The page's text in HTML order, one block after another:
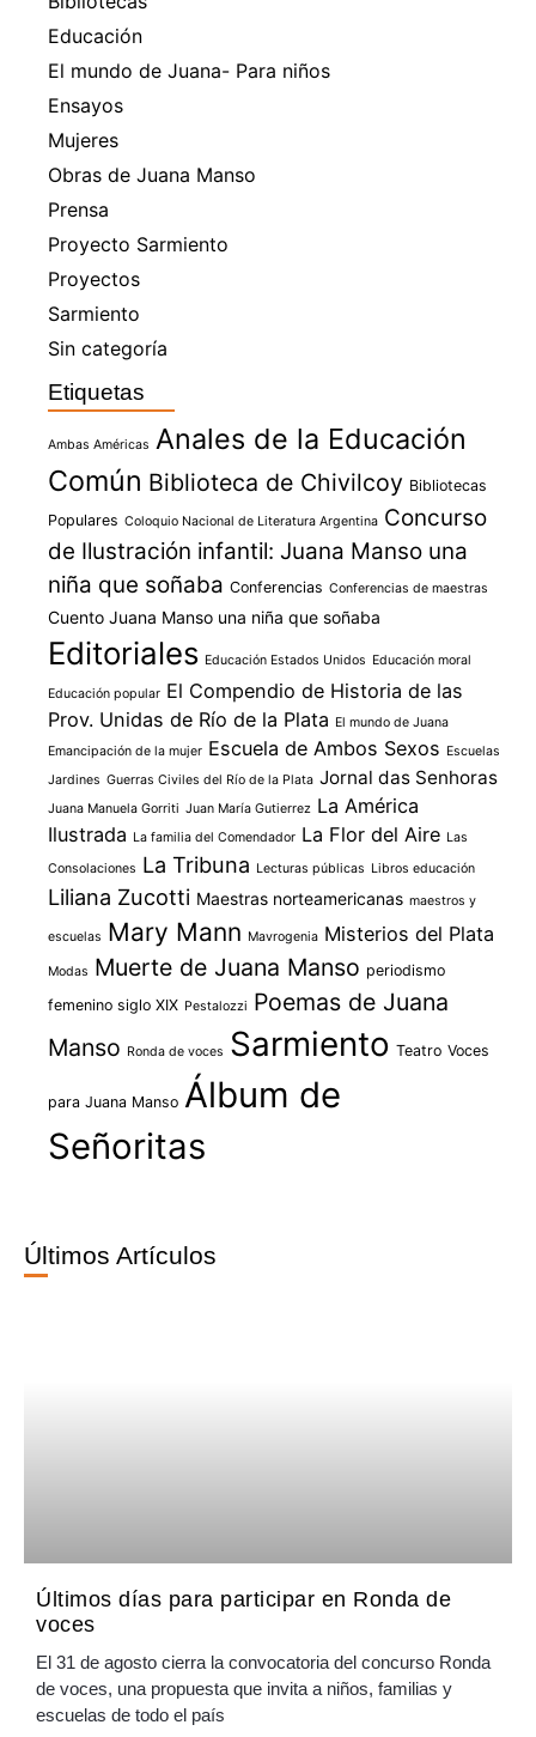
Educación
El mundo de Juana- Para niños
Ensayos
Mujeres
Obras de Juana Manso
Prensa
Proyecto Sarmiento
Proyectos
Sarmiento
Sin categoría
Etiquetas
Ambas Américas Anales de la Educación
Común Biblioteca de Chivilcoy Bibliotecas
Populares Coloquio Nacional de Literatura Argentina Concurso
de Ilustración infantil: Juana Manso una
niña que soñaba Conferencias Conferencias de maestras
Cuento Juana Manso una niña que soñaba
Editoriales Educación Estados Unidos Educación moral
Educación popular El Compendio de Historia de las
Prov. Unidas de Río de la Plata El mundo de Juana
Emancipación de la mujer Escuela de Ambos Sexos Escuelas
Jardines Guerras Civiles del Río de la Plata Jornal das Senhoras
Juana Manuela Gorriti Juan María Gutierrez La América
Ilustrada La familia del Comendador La Flor del Aire Las
Consolaciones La Tribuna Lecturas públicas Libros educación
Liliana Zucotti Maestras norteamericanas maestros y
escuelas Mary Mann Mavrogenia Misterios del Plata
Modas Muerte de Juana Manso periodismo
femenino siglo XIX Pestalozzi Poemas de Juana
Manso Ronda de voces Sarmiento Teatro Voces
para Juana Manso Álbum de
Señoritas
Últimos Artículos
Últimos días para participar en Ronda de
voces
El 31 de agosto cierra la convocatoria del concurso Ronda
de voces, una propuesta que invita a niños, familias y
escuelas de todo el país